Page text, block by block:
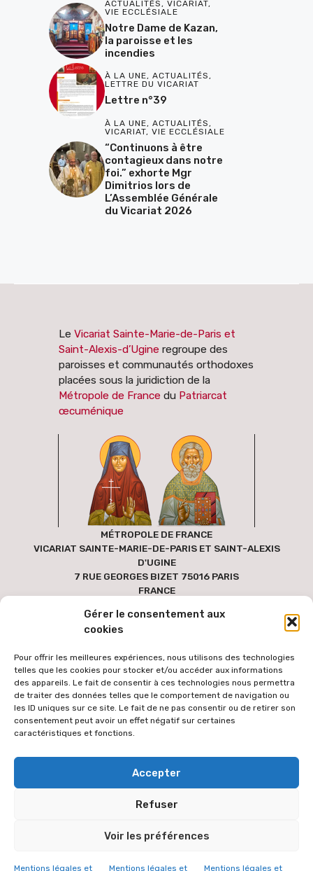
Gérer le consentement aux
cookies
Pour offrir les meilleures expériences, nous utilisons des technologies
telles que les cookies pour stocker et/ou accéder aux informations
des appareils. Le fait de consentir à ces technologies nous permettra
de traiter des données telles que le comportement de navigation ou
les ID uniques sur ce site. Le fait de ne pas consentir ou de retirer son
consentement peut avoir un effet négatif sur certaines
caractéristiques et fonctions.
Accepter
Refuser
Voir les préférences
Mentions légales et Mentions légales et Mentions légales et
ACTUALITÉS , VICARIAT,
VIE ECCLÉSIALE
Notre Dame de Kazan,
la paroisse et les
incendies
À LA UNE, ACTUALITÉS,
LETTRE DU VICARIAT
Lettre n°39
À LA UNE, ACTUALITÉS ,
VICARIAT, VIE ECCLÉSIALE
“Continuons à être
contagieux dans notre
foi.” exhorte Mgr
Dimitrios lors de
L’Assemblée Générale
du Vicariat 2026
Le Vicariat Sainte-Marie-de-Paris et
Saint-Alexis-d’Ugine regroupe des
paroisses et communautés orthodoxes
placées sous la juridiction de la
Métropole de France du Patriarcat
œcuménique
MÉTROPOLE DE FRANCE
VICARIAT SAINTE-MARIE-DE-PARIS ET SAINT-ALEXIS
D'UGINE
7 RUE GEORGES BIZET 75016 PARIS
FRANCE
Pour faciliter l'accès au site par le plus grand nombre, les textes
française. Le texte traduit peut donc comporter des erreurs de
L'équipe éditoriale vous remercie de votre compréhension.